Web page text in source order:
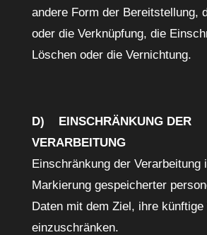
andere Form der Bereitstellung,
oder die Verknüpfung, die
Löschen oder die Vernichtung.
D) EINSCHRÄNKUNG DER
VERARBEITUNG
Einschränkung der Verarbeitung
Markierung gespeicherter
Daten mit dem Ziel, ihre künftige
einzuschränken.